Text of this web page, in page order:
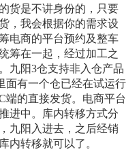
货是不讲身份的，只要
，我会根据你的需求设
电商的平台预约及整车
筹在一起，经过加工之
九阳3仓支持非入仓产品
面有一个仓已经在试运行
端的直接发货。电商平台
进中。库内转移方式分
九阳入进去，之后经销
内转移就可以了。